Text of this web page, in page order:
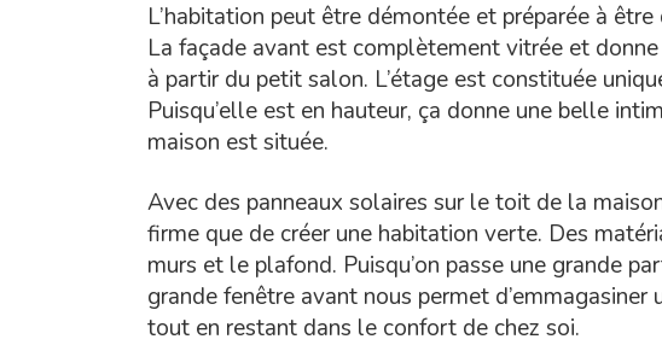
L’habitation peut être démontée et préparée à
La façade avant est complètement vitrée et
à partir du petit salon. L’étage est constituée
Puisqu’elle est en hauteur, ça donne une belle
maison est située.
Avec des panneaux solaires sur le toit de la
firme que de créer une habitation verte. Des
murs et le plafond. Puisqu’on passe une grande
grande fenêtre avant nous permet
tout en restant dans le confort de chez soi.